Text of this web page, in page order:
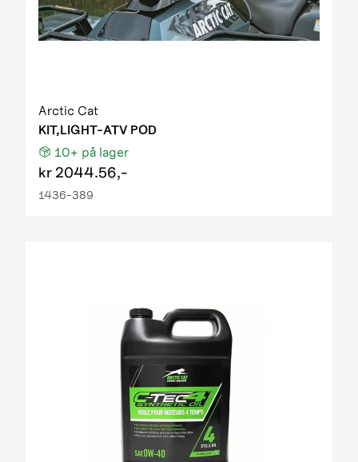
Arctic Cat
KIT,LIGHT-ATV POD
10+ på lager
kr 2044.56,-
1436-389